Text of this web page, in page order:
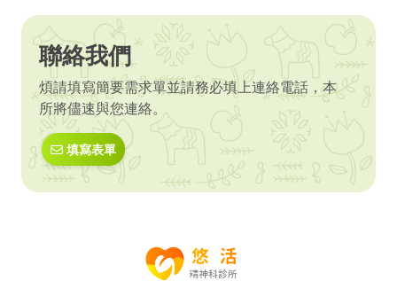
聯絡我們
煩請填寫簡要需求單並請務必填上連絡電話，本
所將儘速與您連絡。
填寫表單